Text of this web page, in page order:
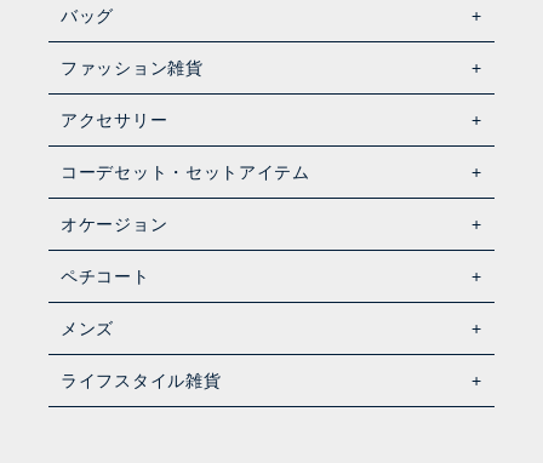
バッグ
ファッション雑貨
アクセサリー
コーデセット・セットアイテム
オケージョン
ペチコート
メンズ
ライフスタイル雑貨